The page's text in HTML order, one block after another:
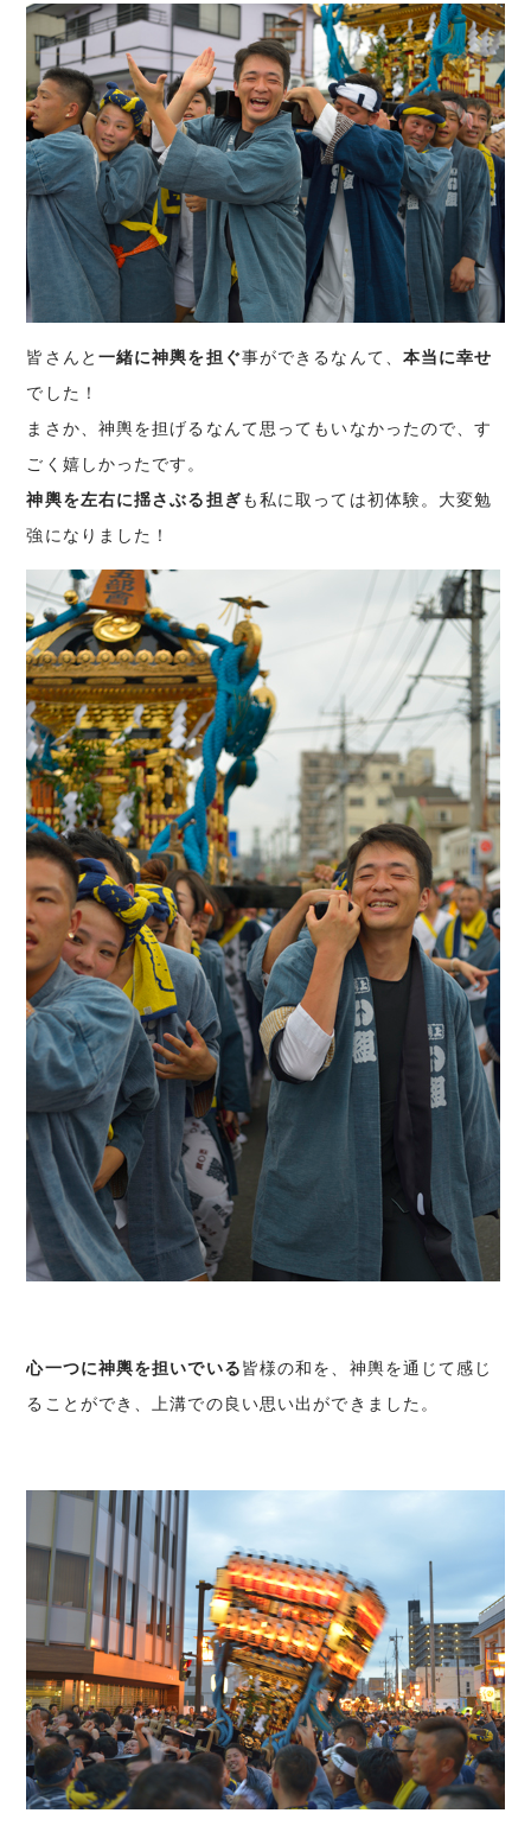
皆さんと 一緒に神輿を担ぐ事ができるなんて、 本当に幸せ
でした！
まさか、神輿を担げるなんて思ってもいなかったので、す
ごく嬉しかったです。
神輿を左右に揺さぶる担ぎも私に取っては初体験。大変勉
強になりました！
心一つに神輿を担いでいる皆様の和を、神輿を通じて感じ
ることができ、上溝での良い思い出ができました。